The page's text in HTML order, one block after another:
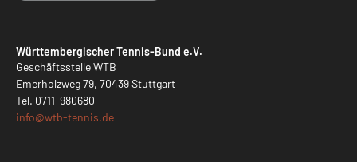
Württembergischer Tennis-Bund e.V.
Geschäftsstelle WTB
Emerholzweg 79, 70439 Stuttgart
Tel. 0711-980680
info@wtb-tennis.de